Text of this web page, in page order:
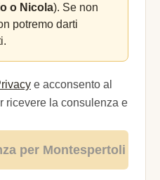
o Nicola). Se non
potremo darti
e acconsento al
ricevere la consulenza e
per Montespertoli